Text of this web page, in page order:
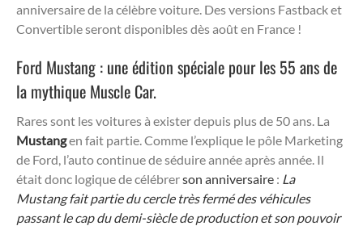
anniversaire de la célèbre voiture. Des versions Fastback et
Convertible seront disponibles dès août en France !
Ford Mustang : une édition spéciale pour les 55 ans de
la mythique Muscle Car.
Rares sont les voitures à exister depuis plus de 50 ans. La
Mustangen fait partie. Comme l’explique le pôle Marketing
de Ford, l’auto continue de séduire année après année. Il
était donc logique de célébrerson anniversaire : La
Mustang fait partie du cercle très fermé des véhicules
passant le cap du demi-siècle de production et son pouvoir